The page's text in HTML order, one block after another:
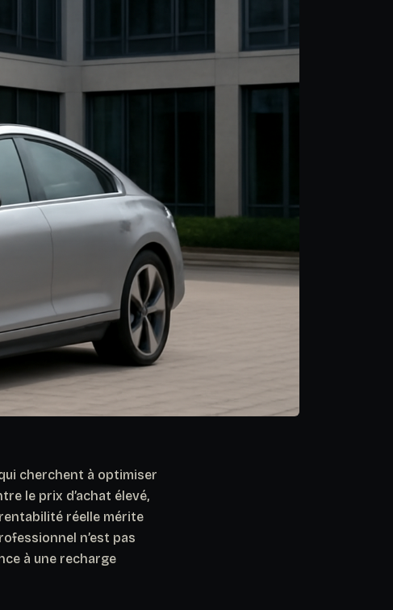
cherchent à optimiser
le prix d’achat élevé,
réelle mérite
n’est pas
à une recharge